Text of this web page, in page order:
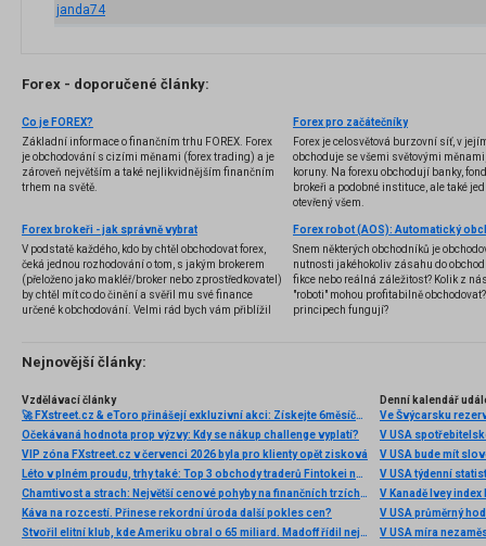
janda74
Forex - doporučené články:
Co je FOREX?
Základní informace o finančním trhu FOREX. Forex
je obchodování s cizími měnami (forex trading) a je
zároveň největším a také nejlikvidnějším finančním
trhem na světě.
Forex pro začátečníky
Forex je celosvětová burzovní síť, v
obchoduje se všemi světovými
koruny. Na forexu obchodují banky,
brokeři a podobné instituce, ale také
otevřený všem.
Forex brokeři - jak správně vybrat
V podstatě každého, kdo by chtěl obchodovat forex,
čeká jednou rozhodování o tom, s jakým brokerem
(přeloženo jako makléř/broker nebo zprostředkovatel)
by chtěl mít co do činění a svěřil mu své finance
určené k obchodování. Velmi rád bych vám přiblížil
několik příkladů nejznámějších z nich.
Snem některých obchodníků je
nutnosti jakéhokoliv zásahu do
fikce nebo reálná záležitost? Kolik z
"roboti" mohou profitabilně
principech fungují?
Nejnovější články:
Vzdělávací články
🚀 FXstreet.cz & eToro přinášejí exkluzivní akci: Získejte 6měsíční členství ve VIP zóně ZDARMA
Očekávaná hodnota prop výzvy: Kdy se nákup challenge vyplatí?
VIP zóna FXstreet.cz v červenci 2026 byla pro klienty opět zisková
Léto v plném proudu, trhy také: Top 3 obchody traderů Fintokei na indexech a zlatě
Chamtivost a strach: Největší cenové pohyby na finančních trzích (červenec 2026)
Káva na rozcestí. Přinese rekordní úroda další pokles cen?
Stvořil elitní klub, kde Ameriku obral o 65 miliard. Madoff řídil největší Ponzi dějin
Denní kalendář
Ve Švýcarsku
V USA
V USA bude mít
V USA týdenní
V Kanadě Ivey index
V USA průměrný
V USA míra